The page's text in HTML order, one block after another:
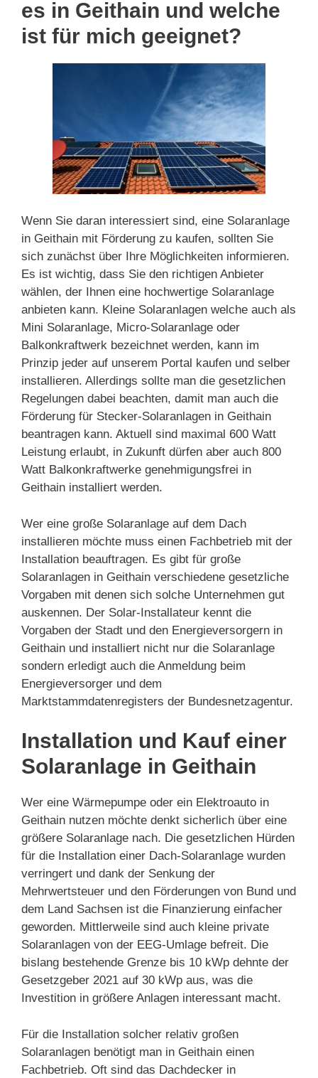
es in Geithain und welche
ist für mich geeignet?
Wenn Sie daran interessiert sind, eine Solaranlage
in Geithain mit Förderung zu kaufen, sollten Sie
sich zunächst über Ihre Möglichkeiten informieren.
Es ist wichtig, dass Sie den richtigen Anbieter
wählen, der Ihnen eine hochwertige Solaranlage
anbieten kann. Kleine Solaranlagen welche auch als
Mini Solaranlage, Micro-Solaranlage oder
Balkonkraftwerk bezeichnet werden, kann im
Prinzip jeder auf unserem Portal kaufen und selber
installieren. Allerdings sollte man die gesetzlichen
Regelungen dabei beachten, damit man auch die
Förderung für Stecker-Solaranlagen in Geithain
beantragen kann. Aktuell sind maximal 600 Watt
Leistung erlaubt, in Zukunft dürfen aber auch 800
Watt Balkonkraftwerke genehmigungsfrei in
Geithain installiert werden.
Wer eine große Solaranlage auf dem Dach
installieren möchte muss einen Fachbetrieb mit der
Installation beauftragen. Es gibt für große
Solaranlagen in Geithain verschiedene gesetzliche
Vorgaben mit denen sich solche Unternehmen gut
auskennen. Der Solar-Installateur kennt die
Vorgaben der Stadt und den Energieversorgern in
Geithain und installiert nicht nur die Solaranlage
sondern erledigt auch die Anmeldung beim
Energieversorger und dem
Marktstammdatenregisters der Bundesnetzagentur.
Installation und Kauf einer
Solaranlage in Geithain
Wer eine Wärmepumpe oder ein Elektroauto in
Geithain nutzen möchte denkt sicherlich über eine
größere Solaranlage nach. Die gesetzlichen Hürden
für die Installation einer Dach-Solaranlage wurden
verringert und dank der Senkung der
Mehrwertsteuer und den Förderungen von Bund und
dem Land Sachsen ist die Finanzierung einfacher
geworden. Mittlerweile sind auch kleine private
Solaranlagen von der EEG-Umlage befreit. Die
bislang bestehende Grenze bis 10 kWp dehnte der
Gesetzgeber 2021 auf 30 kWp aus, was die
Investition in größere Anlagen interessant macht.
Für die Installation solcher relativ großen
Solaranlagen benötigt man in Geithain einen
Fachbetrieb. Oft sind das Dachdecker in